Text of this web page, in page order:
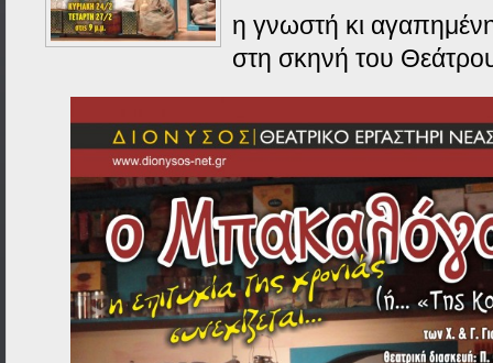
η γνωστή κι
στη σκηνή του